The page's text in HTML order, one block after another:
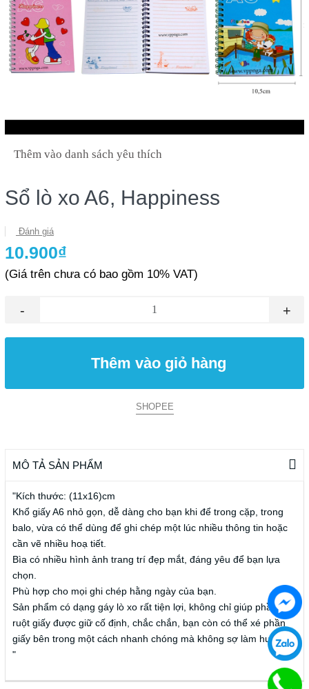
Thêm vào danh sách yêu thích
Sổ lò xo A6, Happiness
Đánh giá
10.900₫
(Giá trên chưa có bao gồm 10% VAT)
- +
Thêm vào giỏ hàng
SHOPEE
MÔ TẢ SẢN PHẨM
"Kích thước: (11x16)cm
Khổ giấy A6 nhỏ gọn, dễ dàng cho bạn khi để trong cặp, trong
balo, vừa có thể dùng để ghi chép một lúc nhiều thông tin hoặc
cần vẽ nhiều hoạ tiết.
Bìa có nhiều hình ảnh trang trí đẹp mắt, đáng yêu để bạn lựa
chọn.
Phù hợp cho mọi ghi chép hằng ngày của bạn.
Sản phẩm có dạng gáy lò xo rất tiện lợi, không chỉ giúp phần
ruột giấy được giữ cố định, chắc chắn, bạn còn có thể xé phần
giấy bên trong một cách nhanh chóng mà không sợ làm hư sổ.
"